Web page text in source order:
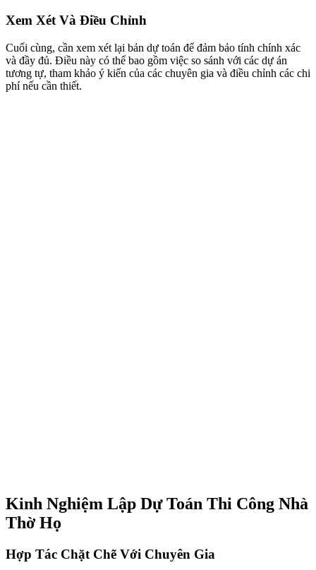
Xem Xét Và Điều Chỉnh
Cuối cùng, cần xem xét lại bản dự toán để đảm bảo tính chính xác
và đầy đủ. Điều này có thể bao gồm việc so sánh với các dự án
tương tự, tham khảo ý kiến của các chuyên gia và điều chỉnh các chi
phí nếu cần thiết.
Kinh Nghiệm Lập Dự Toán Thi Công Nhà
Thờ Họ
Hợp Tác Chặt Chẽ Với Chuyên Gia